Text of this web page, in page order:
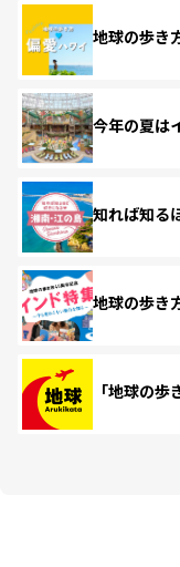
地球の歩き
今年の夏は
知れば知る
地球の歩き
「地球の